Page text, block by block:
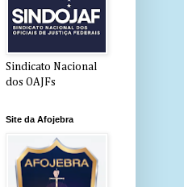
Sindicato Nacional
dos OAJFs
Site da Afojebra